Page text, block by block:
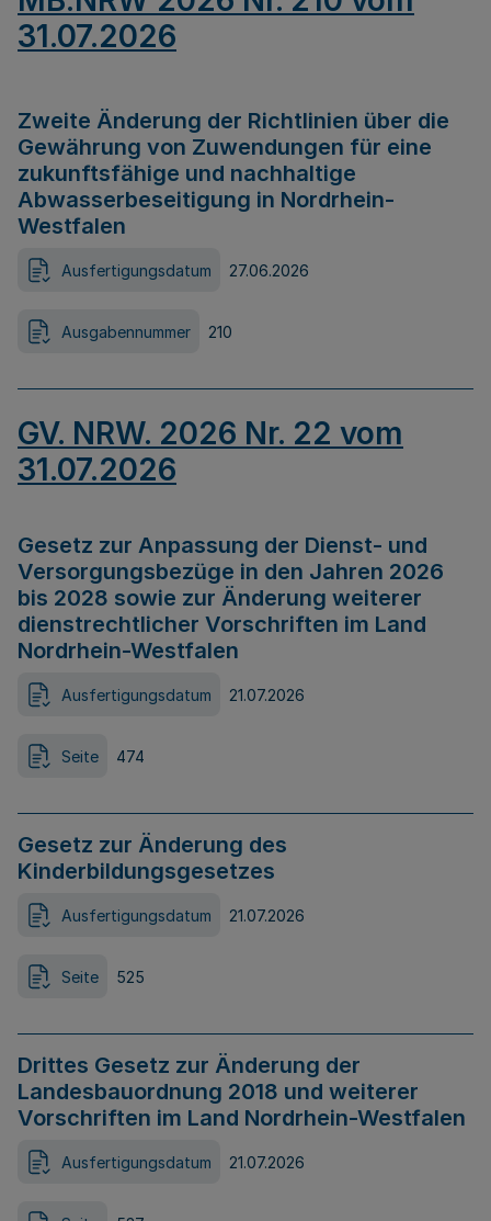
31.07.2026
Zweite Änderung der Richtlinien über die
Gewährung von Zuwendungen für eine
zukunftsfähige und nachhaltige
Abwasserbeseitigung in Nordrhein-
Westfalen
Ausfertigungsdatum 27.06.2026
Ausgabennummer 210
GV. NRW. 2026 Nr. 22 vom
31.07.2026
Gesetz zur Anpassung der Dienst- und
Versorgungsbezüge in den Jahren 2026
bis 2028 sowie zur Änderung weiterer
dienstrechtlicher Vorschriften im Land
Nordrhein-Westfalen
Ausfertigungsdatum 21.07.2026
Seite 474
Gesetz zur Änderung des
Kinderbildungsgesetzes
Ausfertigungsdatum 21.07.2026
Seite 525
Drittes Gesetz zur Änderung der
Landesbauordnung 2018 und weiterer
Vorschriften im Land Nordrhein-Westfalen
Ausfertigungsdatum 21.07.2026